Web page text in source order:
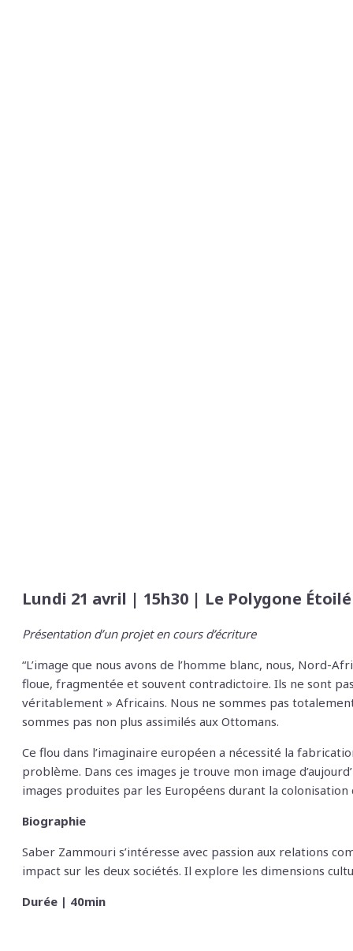
Lundi 21 avril | 15h30 | Le Polygone Étoilé
Présentation d’un projet en cours d’écriture
“L’image que nous avons de l’homme blanc, nous, Nord-
floue, fragmentée et souvent contradictoire. Ils ne sont
véritablement » Africains. Nous ne sommes pas
sommes pas non plus assimilés aux Ottomans.
Ce flou dans l’imaginaire européen a nécessité la
problème. Dans ces images je trouve mon image
images produites par les Européens durant la colonisation
Biographie
Saber Zammouri s’intéresse avec passion aux relations
impact sur les deux sociétés. Il explore les dimensions
Durée | 40min